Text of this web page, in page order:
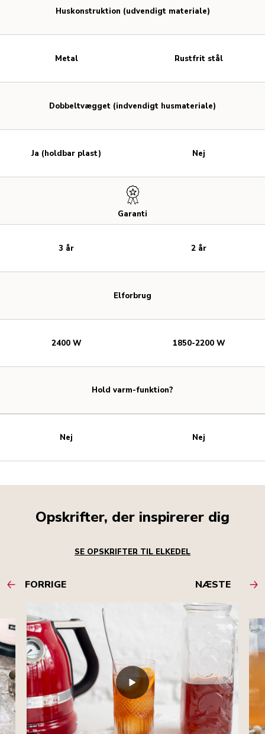
Huskonstruktion (udvendigt materiale)
Dobbeltvægget (indvendigt husmateriale)
Garanti
Elforbrug
Hold varm-funktion?
Metal
Ja (holdbar plast)
3 år
2400 W
Nej
Rustfrit stål
Nej
2 år
1850-2200 W
Nej
Opskrifter, der inspirerer dig
SE OPSKRIFTER TIL ELKEDEL
FORRIGE NÆSTE